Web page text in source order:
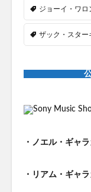
ジョーイ・ワロ
ザック・スター
・ノエル・ギャ
・リアム・ギャ